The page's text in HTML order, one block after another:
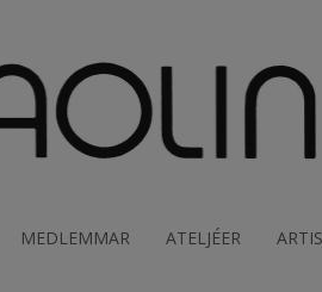
MEDLEMMAR ATELJÉER